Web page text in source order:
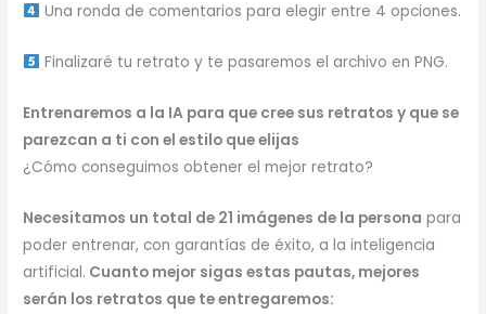
Una ronda de comentarios para elegir entre 4 opciones.
Finalizaré tu retrato y te pasaremos el archivo en PNG.
Entrenaremos a la IA para que cree sus retratos y que se
parezcan a ti con el estilo que elijas
¿Cómo conseguimos obtener el mejor retrato?
Necesitamos un total de 21 imágenes de la persona para
poder entrenar, con garantías de éxito, a la inteligencia
artificial. Cuanto mejor sigas estas pautas, mejores
serán los retratos que te entregaremos: